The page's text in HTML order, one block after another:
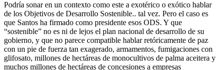
Podría sonar en un contexto como este a exotérico o exótico hablar
de los Objetivos de Desarrollo Sostenible.. tal vez. Pero el caso es
que Santos ha firmado como presidente esos ODS. Y que
“sostenible” no es ni de lejos el plan nacional de desarrollo de su
gobierno, y que no parece compatible hablar retóricamente de paz
con un pie de fuerza tan exagerado, armamentos, fumigaciones con
glifosato, millones de hectáreas de monocultivos de palma aceitera y
muchos millones de hectáreas de concesiones a empresas